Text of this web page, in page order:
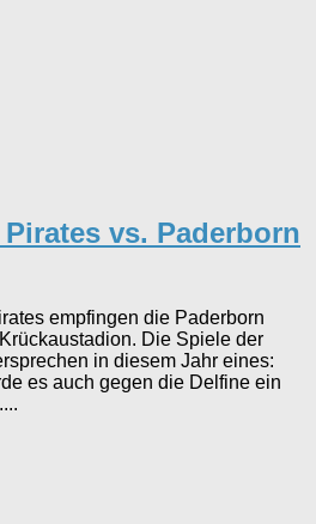
vs. Paderborn
empfingen die Paderborn
Die Spiele der
in diesem Jahr eines:
es auch gegen die Delfine ein